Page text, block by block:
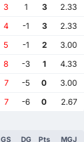
3 1 3
2.33
4 -1 3
2.33
5 -1 2
3.00
8 -3 1
4.33
7 -5 0
3.00
7 -6 0 2.67
GS DG Pts MGJ